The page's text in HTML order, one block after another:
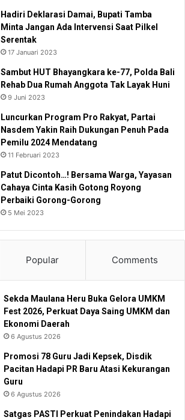
Hadiri Deklarasi Damai, Bupati Tamba
Minta Jangan Ada Intervensi Saat Pilkel
Serentak
17 Januari 2023
Sambut HUT Bhayangkara ke-77, Polda Bali
Rehab Dua Rumah Anggota Tak Layak Huni
9 Juni 2023
Luncurkan Program Pro Rakyat, Partai
Nasdem Yakin Raih Dukungan Penuh Pada
Pemilu 2024 Mendatang
11 Februari 2023
Patut Dicontoh…! Bersama Warga, Yayasan
Cahaya Cinta Kasih Gotong Royong
Perbaiki Gorong-Gorong
5 Mei 2023
Popular Comments
Sekda Maulana Heru Buka Gelora UMKM
Fest 2026, Perkuat Daya Saing UMKM dan
Ekonomi Daerah
6 Agustus 2026
Promosi 78 Guru Jadi Kepsek, Disdik
Pacitan Hadapi PR Baru Atasi Kekurangan
Guru
6 Agustus 2026
Satgas PASTI Perkuat Penindakan Hadapi